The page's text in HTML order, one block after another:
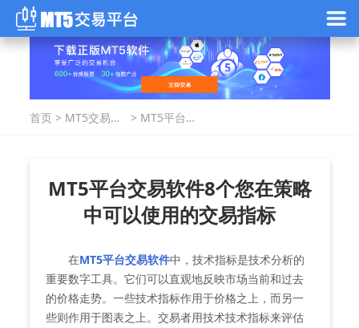
首页 > MT5交易指
> MT5平台交
易指标
MT5平台交易软件8个您在策略
中可以使用的交易指标
在MT5平台交易软件中，技术指标是技术分析的
重要数字工具。它们可以直观地反映市场当前和过去
的价格走势。一些技术指标作用于价格之上，而另一
些则作用于图表之上。交易者用技术技术指标来评估